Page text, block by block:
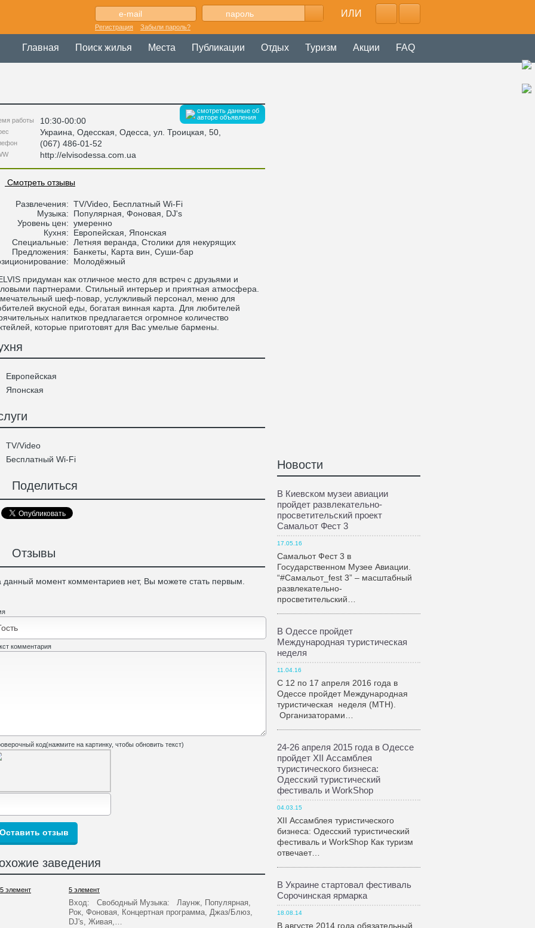
ИЛИ
Регистрация Забыли пароль?
Главная Поиск жилья Места Публикации Отдых Туризм Акции FAQ
смотреть данные об
авторе объявления
работы 10:30-00:00
Украина Одесская , Одесса, ул. Троицкая, 50
(067) 486-01-52
http://elvisodessa.com.ua
Смотреть отзывы
Развлечения: TV/Video, Бесплатный Wi-Fi
Музыка:
Популярная, Фоновая, DJ's
Уровень цен: умеренно
Кухня:
Европейская, Японская
Специальные:
Летняя веранда, Столики для некурящих
Предложения:
Банкеты, Карта вин, Суши-бар
Молодёжный
придуман как отличное место для встреч с друзьями и
партнерами. Стильный интерьер и приятная атмосфера.
шеф-повар, услужливый персонал, меню для
вкусной еды, богатая винная карта. Для любителей
напитков предлагается огромное количество
которые приготовят для Вас умелые бармены.
Европейская
Японская
TV/Video
Бесплатный Wi-Fi
Поделиться
Отзывы
данный момент комментариев нет, Вы можете стать первым.
комментария
код(нажмите на картинку, чтобы обновить текст)
заведения
5 элемент
Вход: Свободный Музыка: Лаунж, Популярная,
Рок, Фоновая, Концертная программа, Джаз/Блюз,
DJ's, Живая,…
Новости
В Киевском музеи авиации
пройдет развлекательно-
просветительский проект
Самальот Фест 3
17.05.16
Самальот Фест 3 в
Государственном Музее Авиации.
“#Самальот_fest 3” – масштабный
развлекательно-
просветительский…
В Одессе пройдет
Международная туристическая
неделя
11.04.16
С 12 по 17 апреля 2016 года в
Одессе пройдет Международная
туристическая неделя (МТН).
Организаторами…
24-26 апреля 2015 года в Одессе
пройдет XII Ассамблея
туристического бизнеса:
Одесский туристический
фестиваль и WorkShop
04.03.15
XII Ассамблея туристического
бизнеса: Одесский туристический
фестиваль и WorkShop Как туризм
отвечает…
В Украине стартовал фестиваль
Сорочинская ярмарка
18.08.14
В августе 2014 года обязательный